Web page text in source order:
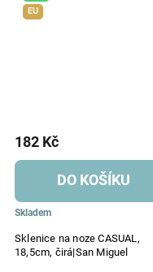
EU
Sklenice na noze CASUAL,
18,5cm, čirá|San Miguel
Skladem
182 Kč
DO KOŠÍKU